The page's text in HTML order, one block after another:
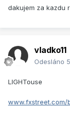
dakujem za kazdu
vladko11
Odesláno
LIGHTouse